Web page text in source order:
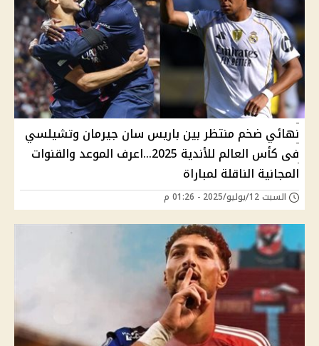
نهائي ضخم منتظر بين باريس سان جيرمان وتشيلسي
فى كأس العالم للأندية 2025...اعرف الموعد والقنوات
المجانية الناقلة لمباراة
السبت 12/يوليو/2025 - 01:26 م